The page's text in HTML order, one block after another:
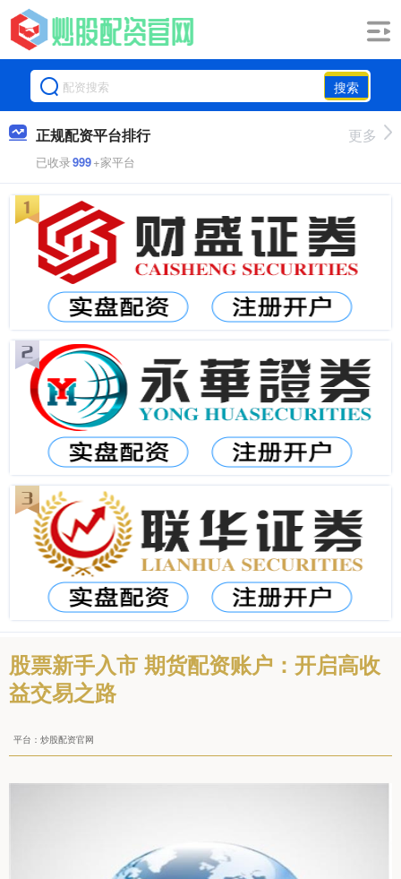
搜索
正规配资平台排行
已收录999+家平台
更多
股票新手入市 期货配资账户：开启高收
益交易之路
平台：炒股配资官网